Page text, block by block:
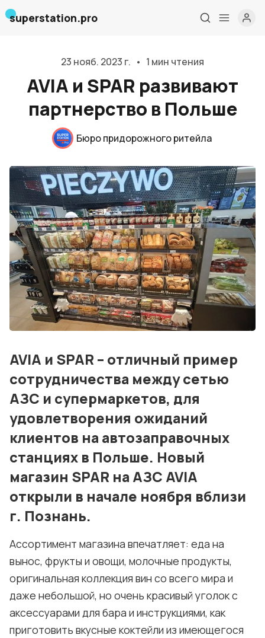
О нас
Дизайн и проектирование
Консалтинг и обучение
Блог
События
Контакты
Мнения
Подписка
Условия использования материалов
Политика конфиденциальности и cookie
superstation.pro
23 нояб. 2023 г. • 1 мин чтения
AVIA и SPAR развивают
партнерство в Польше
Бюро придорожного ритейла
AVIA и SPAR – отличный пример
сотрудничества между сетью
АЗС и супермаркетов, для
удовлетворения ожиданий
клиентов на автозаправочных
станциях в Польше. Новый
магазин SPAR на АЗС AVIA
открыли в начале ноября вблизи
г. Познань.
Ассортимент магазина впечатляет: еда на
вынос, фрукты и овощи, молочные продукты,
оригинальная коллекция вин со всего мира и
даже небольшой, но очень красивый уголок с
аксессуарами для бара и инструкциями, как
приготовить вкусные коктейли из имеющегося